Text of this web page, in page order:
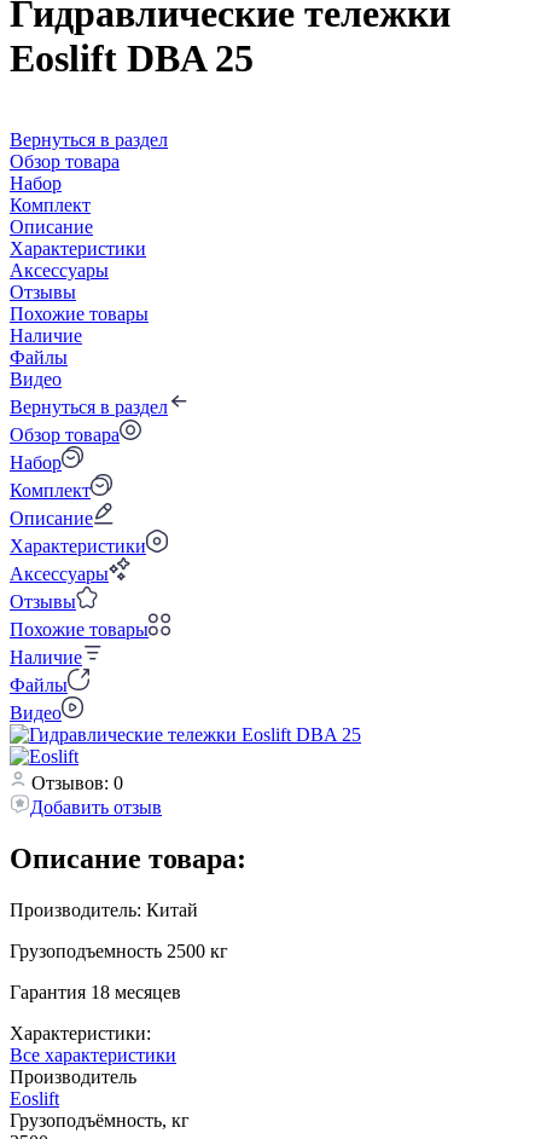
Гидравлические тележки
Eoslift DBA 25
Вернуться в раздел
Обзор товара
Набор
Комплект
Описание
Характеристики
Аксессуары
Отзывы
Похожие товары
Наличие
Файлы
Видео
Вернуться в раздел
Обзор товара
Набор
Комплект
Описание
Характеристики
Аксессуары
Отзывы
Похожие товары
Наличие
Файлы
Видео
Отзывов: 0
Добавить отзыв
Описание товара:
Производитель: Китай
Грузоподъемность 2500 кг
Гарантия 18 месяцев
Характеристики:
Все характеристики
Производитель
Eoslift
Грузоподъёмность, кг